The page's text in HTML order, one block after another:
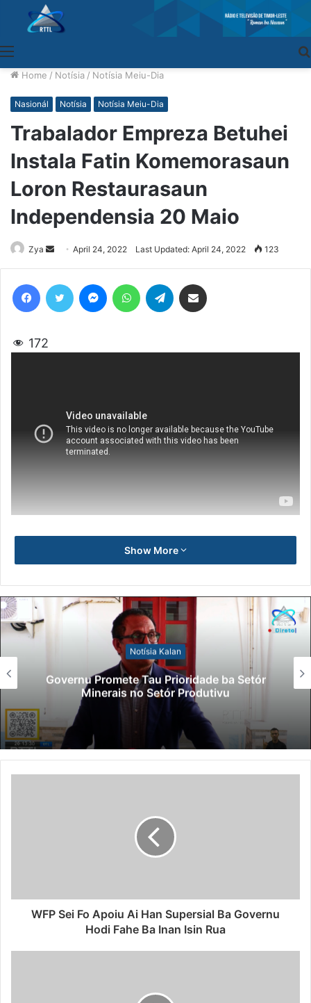
Home / Notísia / Notísia Meiu-Dia
Nasionál Notísia Notísia Meiu-Dia
Trabalador Empreza Betuhei
Instala Fatin Komemorasaun
Loron Restaurasaun
Independensia 20 Maio
Zya
Send
an
email
April 24, 2022 Last Updated: April 24, 2022 123
172
Show More
Notísia Kalan
Governu Promete Tau Prioridade ba Setór
Minerais no Setór Produtivu
WFP Sei Fo Apoiu Ai Han Supersial Ba Governu
Hodi Fahe Ba Inan Isin Rua